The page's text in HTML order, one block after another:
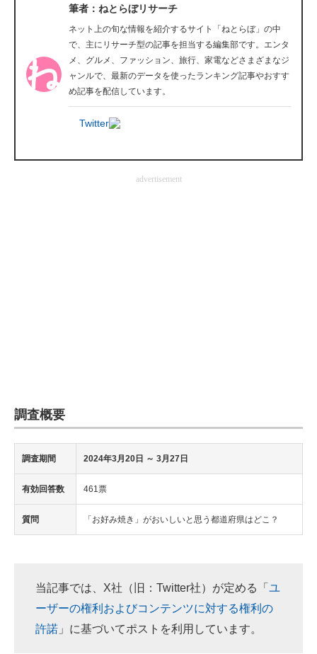
電子設計の基本と応用
エネルギーの専門メディア
建設×テクノロジーの最前線
ちょっと気になるネットの話題
筆者：ねとらぼリサーチ
ネット上の旬な情報を紹介するサイト「ねとらぼ」の中
で、主にリサーチ型の記事を担当する編集部です。エンタ
メ、グルメ、ファッション、旅行、家電などさまざまなジ
ャンルで、最新のデータを使ったランキング記事やおすす
め記事を配信しています。
Twitter
advertisement
調査概要
調査期間 2024年3月20日 ～ 3月27日
有効回答数 461票
質問 「お好み焼き」がおいしいと思う都道府県はどこ？
当記事では、X社（旧：Twitter社）が定める「 ユ
ーザーの権利およびコンテンツに対する権利の
許諾 」に基づいてポストを利用しています。